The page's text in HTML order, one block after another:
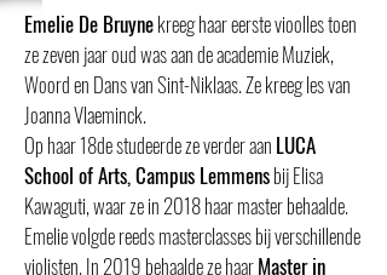
Emelie De Bruynekreeg haar eerste vioolles toen
ze zeven jaar oud was aan de academie Muziek,
Woord en Dans van Sint-Niklaas. Ze kreeg les van
Joanna Vlaeminck.
Op haar 18de studeerde ze verder aan LUCA
School of Arts, Campus Lemmensbij Elisa
Kawaguti, waar ze in 2018 haar master behaalde.
Emelie volgde reeds masterclasses bij verschillende
violisten. In 2019 behaalde ze haarMaster in